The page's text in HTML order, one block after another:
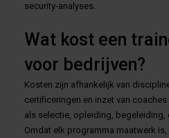
security-analyses.
Wat kost een
voor bedrijven?
Kosten zijn afhankelijk van
certificeringen en inzet van
als selectie, opleiding, begeleiding,
Omdat elk programma maatwerk